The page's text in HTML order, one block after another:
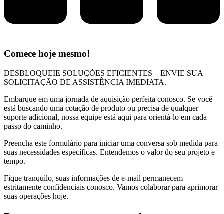
Comece hoje mesmo!
DESBLOQUEIE SOLUÇÕES EFICIENTES – ENVIE SUA
SOLICITAÇÃO DE ASSISTÊNCIA IMEDIATA.
Embarque em uma jornada de aquisição perfeita conosco. Se você
está buscando uma cotação de produto ou precisa de qualquer
suporte adicional, nossa equipe está aqui para orientá-lo em cada
passo do caminho.
Preencha este formulário para iniciar uma conversa sob medida para
suas necessidades específicas. Entendemos o valor do seu projeto e
tempo.
Fique tranquilo, suas informações de e-mail permanecem
estritamente confidenciais conosco. Vamos colaborar para aprimorar
suas operações hoje.